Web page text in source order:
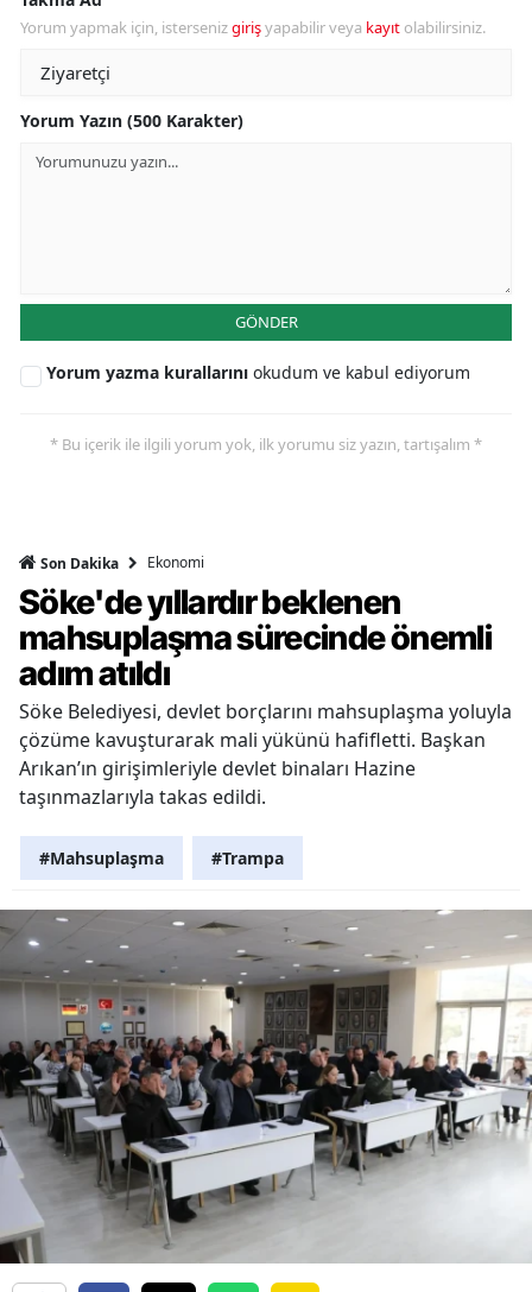
Yorum yapmak için, istersenizgirişyapabilir veya kayıt olabilirsiniz.
Yorum Yazın (500 Karakter)
GÖNDER
Yorum yazma kurallarını okudum ve kabul ediyorum
* Bu içerik ile ilgili yorum yok, ilk yorumu siz yazın, tartışalım *
Son Dakika Ekonomi
Söke'de yıllardır beklenen
mahsuplaşma sürecinde önemli
adım atıldı
Söke Belediyesi, devlet borçlarını mahsuplaşma yoluyla
çözüme kavuşturarak mali yükünü hafifletti. Başkan
Arıkan’ın girişimleriyle devlet binaları Hazine
taşınmazlarıyla takas edildi.
#Mahsuplaşma #Trampa